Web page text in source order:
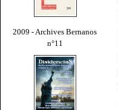
2009 - Archives Bernanos
n°11